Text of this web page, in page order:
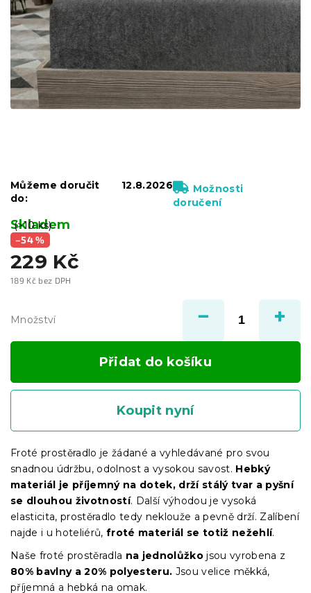
–54 %
229 Kč
189 Kč bez DPH
Skladem
(>10 ks)
Můžeme doručit
do:
12.8.2026
Možnosti
doručení
Množství
Přidat do košíku
Koupit nyní
Froté prostěradlo je žádané a vyhledávané pro svou
snadnou údržbu, odolnost a vysokou savost. Hebký
materiál je příjemný na dotek, drží stálý tvar a pyšní
se dlouhou životností. Další výhodou je vysoká
elasticita, prostěradlo tedy neklouže a pevně drží. Zalíbení
najde i u hoteliérů,froté materiál se totiž nežehlí.
Naše froté prostěradla na jednolůžkojsou vyrobena z
80% bavlny a 20% polyesteru. Jsou velice měkká,
příjemná a hebká na omak.